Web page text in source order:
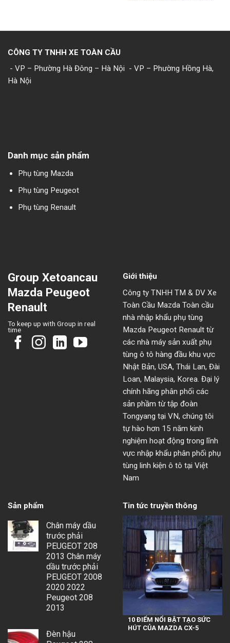
CÔNG TY TNHH XE TOÀN CẦU
- VP – Phường Hà Đông – Hà Nội - VP – Phường Hồng Hà,
Hà Nội
Danh mục sản phẩm
Phụ tùng Mazda
Phụ tùng Peugeot
Phụ tùng Renault
Group Xetoancau
Mazda Peugeot
Renault
To keep up with Group in real
time
Giới thiệu
Công ty TNHH TM & DV Xe
Toàn Cầu Mazda Toàn cầu
nhà nhập khẩu phụ tùng
Mazda Peugeot Renault từ
các nhà máy sản xuất phụ
tùng ô tô hàng đầu khu vực
Nhật Bản, USA, Thái Lan, Đài
Loan, Malaysia, Korea. Đại lý
chính hãng phân phối các
sản phầm từ tập đoàn
Tongyang tại VN, chúng tôi
tự hào hơn 15 năm kinh
nghiệm hoạt động trong lĩnh
vực nhập khẩu phân phối phụ
tùng linh kiện ô tô tại Việt
Nam
Sản phẩm
Chân máy dầu
trước phải
PEUGEOT 208
2013 Chân máy
dầu trước phải
PEUGEOT 2008
2020 2022
Peugeot 208
2013
Đèn hậu
Tin tức truyền thông
10 ĐIỂM NỔI BẬT TẠO SỨC
HÚT CỦA MAZDA CX-5